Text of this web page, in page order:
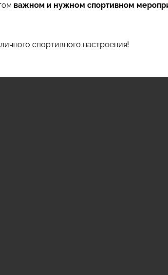
важном и нужном спортивном
спортивного настроения!